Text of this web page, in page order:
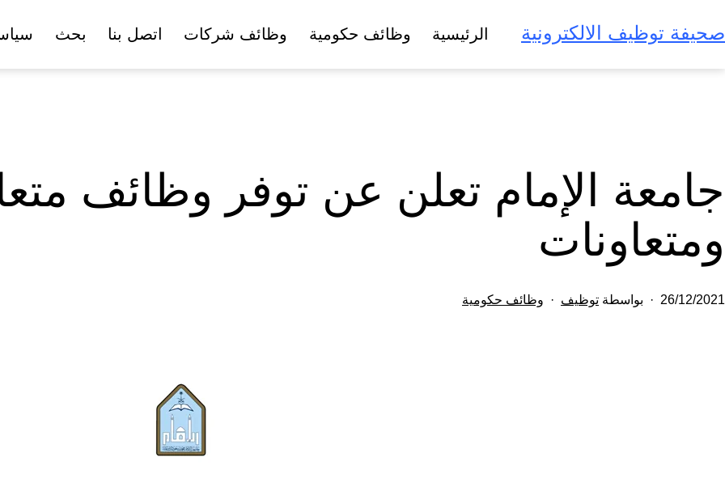
إلى
المحتوى
صحيفة توظيف الالكترونية الرئيسية وظائف حكومية وظائف شركات اتصل بنا بحث
جامعة الإمام تعلن عن توفر وظائف
ومتعاونات
تم
26/12/2021 بواسطة توظيف وظائف حكومية